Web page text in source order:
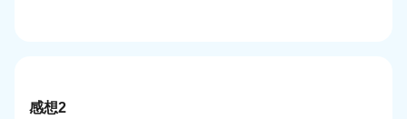
感想2